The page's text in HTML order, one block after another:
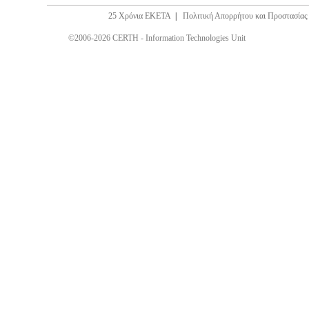
25 Χρόνια ΕΚΕΤΑ| Πολιτική Απορρήτου και
©2006-2026 CERTH - Information Technologies Unit